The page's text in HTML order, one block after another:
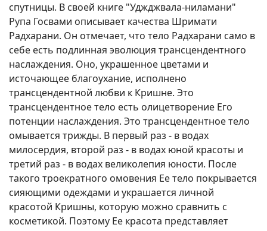
спутницы. В своей книге "Уджджвала-ниламани"
Рупа Госвами описывает качества Шримати
Радхарани. Он отмечает, что тело Радхарани само в
себе есть подлинная эволюция трансцендентного
наслаждения. Оно, украшенное цветами и
источающее благоухание, исполнено
трансцендентной любви к Кришне. Это
трансцендентное тело есть олицетворение Его
потенции наслаждения. Это трансцендентное тело
омывается трижды. В первый раз - в водах
милосердия, второй раз - в водах юной красоты и
третий раз - в водах великолепия юности. После
такого троекратного омовения Ее тело покрывается
сияющими одеждами и украшается личной
красотой Кришны, которую можно сравнить с
косметикой. Поэтому Ее красота представляет